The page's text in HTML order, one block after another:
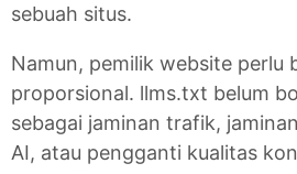
sebuah situs.
Namun, pemilik website perlu
proporsional. llms.txt belum
sebagai jaminan trafik,
AI, atau pengganti kualitas